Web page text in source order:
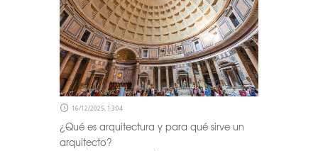
16/12/2025, 13:04
¿Qué es arquitectura y para qué sirve un
arquitecto?